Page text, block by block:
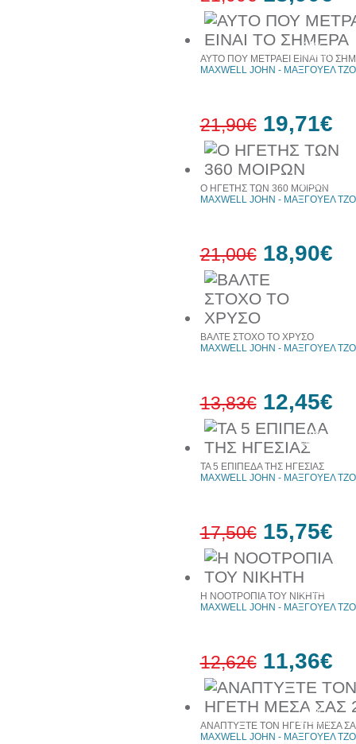
10%
έκπτωση
10%
έκπτωση
ΑΥΤΟ ΠΟΥ ΜΕΤΡΑΕΙ ΕΙΝΑΙ ΤΟ
MAXWELL JOHN - ΜΑΞΓΟΥΕΛ
21,90€ 19,71€
Ο ΗΓΕΤΗΣ ΤΩΝ 360 ΜΟΙΡΩΝ
MAXWELL JOHN - ΜΑΞΓΟΥΕΛ
21,00€ 18,90€
10%
έκπτωση
ΒΑΛΤΕ ΣΤΟΧΟ ΤΟ ΧΡΥΣΟ
MAXWELL JOHN - ΜΑΞΓΟΥΕΛ
13,83€ 12,45€
έκπτωση
ΤΑ 5 ΕΠΙΠΕΔΑ ΤΗΣ ΗΓΕΣΙΑΣ
MAXWELL JOHN - ΜΑΞΓΟΥΕΛ
17,50€ 15,75€
10%
έκπτωση
Η ΝΟΟΤΡΟΠΙΑ ΤΟΥ ΝΙΚΗΤΗ
MAXWELL JOHN - ΜΑΞΓΟΥΕΛ
12,62€ 11,36€
ΑΝΑΠΤΥΞΤΕ ΤΟΝ ΗΓΕΤΗ ΜΕΣΑ
MAXWELL JOHN - ΜΑΞΓΟΥΕΛ